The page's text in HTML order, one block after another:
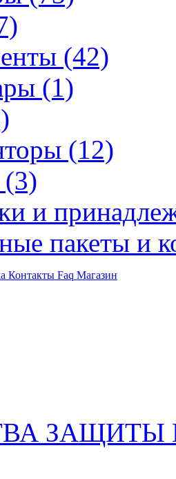
(42)
(1)
(12)
(3)
и
пакеты и
Контакты Faq Магазин